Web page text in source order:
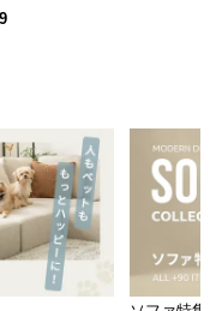
4段階高さ調節 サイドフ